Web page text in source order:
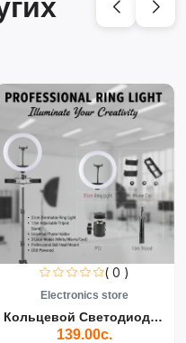
( 0 )
Electronics store
Кольцевой Светодиодный Св...
139.00с.